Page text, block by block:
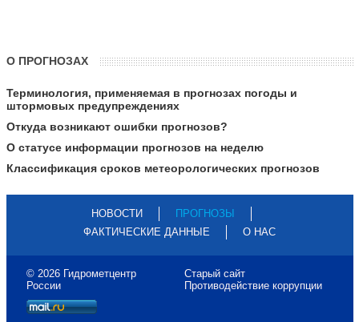
О ПРОГНОЗАХ
Терминология, применяемая в прогнозах погоды и
штормовых предупреждениях
Откуда возникают ошибки прогнозов?
О статусе информации прогнозов на неделю
Классификация сроков метеорологических прогнозов
НОВОСТИ
ПРОГНОЗЫ
ФАКТИЧЕСКИЕ ДАННЫЕ
О НАС
© 2026 Гидрометцентр
России
Старый сайт
Противодействие коррупции